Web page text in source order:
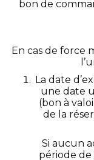
bon de
En cas de force
La date
une date
(bon à
de la
Si aucun
période de